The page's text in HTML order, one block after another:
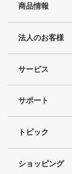
商品情報
法人のお客様
サービス
サポート
トピック
ショッピング